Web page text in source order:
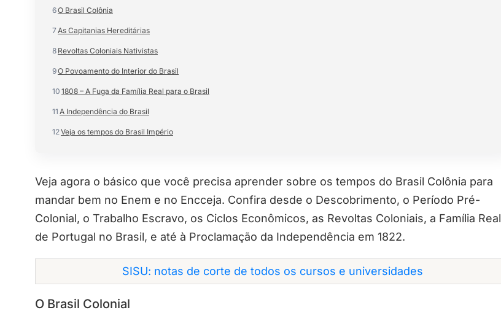
6O Brasil Colônia
7 As Capitanias Hereditárias
8 Revoltas Coloniais Nativistas
9O Povoamento do Interior do Brasil
10 1808 – A Fuga da Família Real para o Brasil
11 A Independência do Brasil
12Veja os tempos do Brasil Império
Veja agora o básico que você precisa aprender sobre os tempos do Brasil Colônia para
mandar bem no Enem e no Encceja. Confira desde o Descobrimento, o Período Pré-
Colonial, o Trabalho Escravo, os Ciclos Econômicos, as Revoltas Coloniais, a Família Real
de Portugal no Brasil, e até à Proclamação da Independência em 1822.
SISU: notas de corte de todos os cursos e universidades
O Brasil Colonial